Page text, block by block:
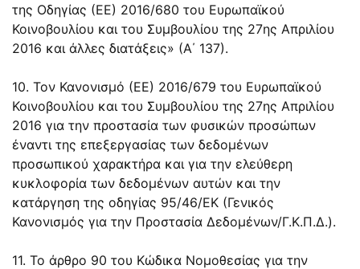
της Οδηγίας (ΕΕ) 2016/680 του Ευρωπαϊκού
Κοινοβουλίου και του Συμβουλίου της 27ης Απριλίου
2016 και άλλες διατάξεις» (Α΄ 137).
10. Τον Κανονισμό (ΕΕ) 2016/679 του Ευρωπαϊκού
Κοινοβουλίου και του Συμβουλίου της 27ης Απριλίου
2016 για την προστασία των φυσικών προσώπων
έναντι της επεξεργασίας των δεδομένων
προσωπικού χαρακτήρα και για την ελεύθερη
κυκλοφορία των δεδομένων αυτών και την
κατάργηση της οδηγίας 95/46/ΕΚ (Γενικός
Κανονισμός για την Προστασία Δεδομένων/Γ.Κ.Π.Δ.).
11. Το άρθρο 90 του Κώδικα Νομοθεσίας για την